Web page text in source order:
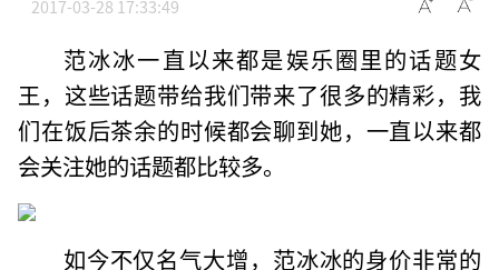
2017-03-28 17:33:49
范冰冰一直以来都是娱乐圈里的话题女
王，这些话题带给我们带来了很多的精彩，我
们在饭后茶余的时候都会聊到她，一直以来都
会关注她的话题都比较多。
如今不仅名气大增，范冰冰的身价非常的